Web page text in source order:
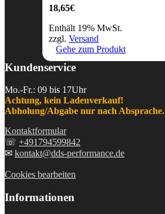
18,65€
Enthält 19% MwSt.
zzgl. Versand
Gehe zum Produkt
Kundenservice
Mo.-Fr.: 09 bis 17Uhr
Achtung, kein Ladenverkauf!
Abholung/Abgabe nur nach Absprache.
Kontaktformular
☏ +491794599842
✉ kontakt@dds-performance.de
Cookies bearbeiten
Informationen